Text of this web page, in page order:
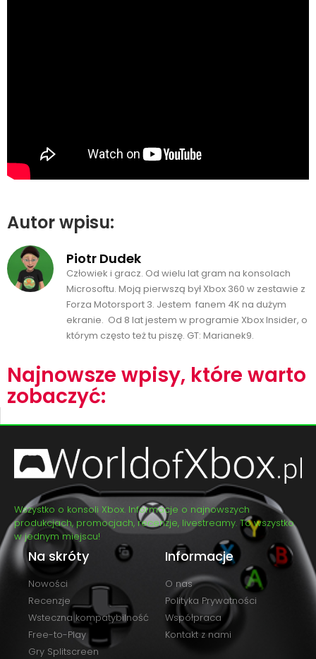
Autor wpisu:
Piotr Dudek
Człowiek i gracz. Od wielu lat gram na konsolach
Microsoftu. Moją pierwszą był Xbox 360 w zestawie z
Forza Motorsport 3. Jestem fanem 4K na dużym
ekranie. Od 8 lat jestem w programie Xbox Insider, o
którym często też tu piszę. GT: Marianek9.
Najnowsze wpisy, które warto
zobaczyć:
Wszystko o konsoli Xbox. Informacje o najnowszych
produkcjach, promocjach, recenzje, livestreamy. To wszystko
w jednym miejscu!
Na skróty
Nowości
Recenzje
Wsteczna kompatybilność
Free-to-Play
Gry Splitscreen
Informacje
O nas
Polityka Prywatności
Współpraca
Kontakt z nami